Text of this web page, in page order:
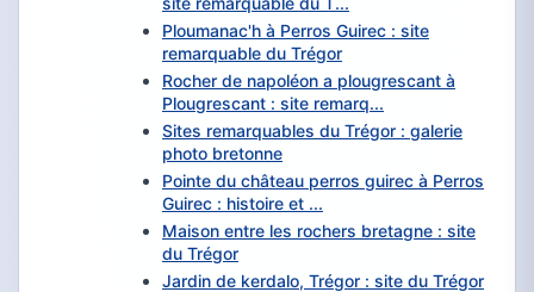
Ploumanac'h à Perros Guirec : site
remarquable du Trégor
Rocher de napoléon a plougrescant à
Plougrescant : site remarq...
Sites remarquables du Trégor : galerie
photo bretonne
Pointe du château perros guirec à Perros
Guirec : histoire et ...
Maison entre les rochers bretagne : site
du Trégor
Jardin de kerdalo, Trégor : site du Trégor